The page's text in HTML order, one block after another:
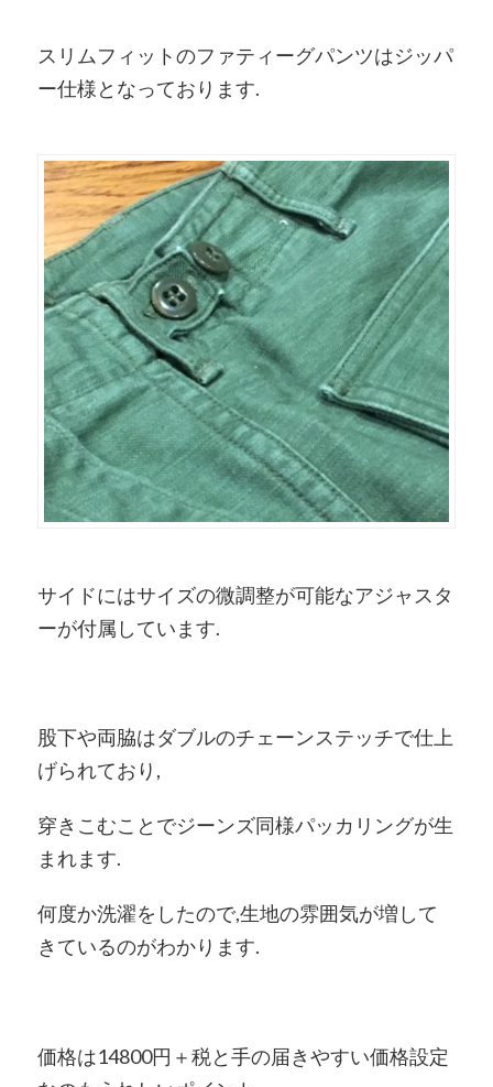
スリムフィットのファティーグパンツはジッパ
ー仕様となっております.
サイドにはサイズの微調整が可能なアジャスタ
ーが付属しています.
股下や両脇はダブルのチェーンステッチで仕上
げられており,
穿きこむことでジーンズ同様パッカリングが生
まれます.
何度か洗濯をしたので,生地の雰囲気が増して
きているのがわかります.
価格は14800円＋税と手の届きやすい価格設定